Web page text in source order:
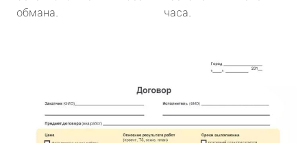
обмана.
часа.